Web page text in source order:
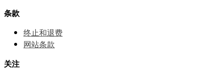
条款
终止和退费
网站条款
关注